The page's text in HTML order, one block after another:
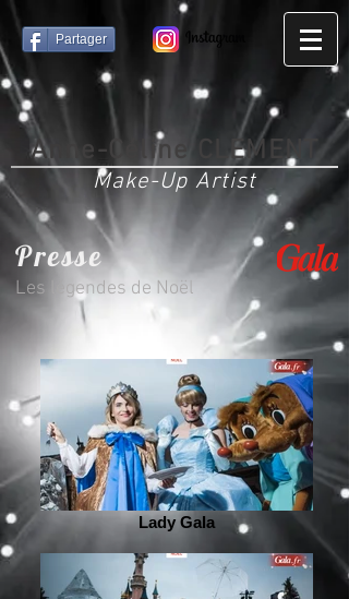
Partager
Anne-Céline CLEMENT
Make-Up Artist
Presse
Les légendes de Noël
Lady Gala